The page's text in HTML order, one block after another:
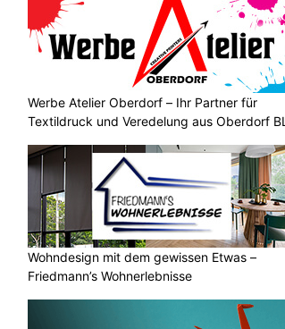
Werbe Atelier Oberdorf – Ihr Partner für
Textildruck und Veredelung aus Oberdorf BL
Wohndesign mit dem gewissen Etwas –
Friedmann’s Wohnerlebnisse